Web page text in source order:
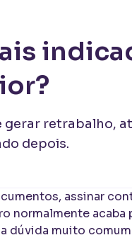
retrabalho,
depois.
assinar
normalmente acaba
dúvida muito